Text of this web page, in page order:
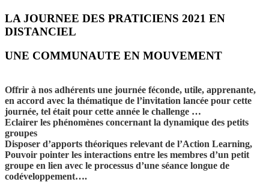
LA JOURNEE DES PRATICIENS 2021 EN
DISTANCIEL
UNE COMMUNAUTE EN MOUVEMENT
Offrir à nos adhérents une journée féconde, utile, apprenante,
en accord avec la thématique de l’invitation lancée pour cette
journée, tel était pour cette année le challenge …
Eclairer les phénomènes concernant la dynamique des petits
groupes
Disposer d’apports théoriques relevant de l’Action Learning,
Pouvoir pointer les interactions entre les membres d’un petit
groupe en lien avec le processus d’une séance longue de
codéveloppement….